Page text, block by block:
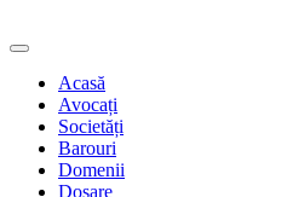
Acasă
Avocați
Societăți
Barouri
Domenii
Dosare